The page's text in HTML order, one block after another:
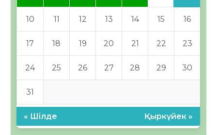
10 11 12 13 14 15 16
17 18 19 20 21 22 23
24 25 26 27 28 29 30
31
« Шілде Қыркүйек »